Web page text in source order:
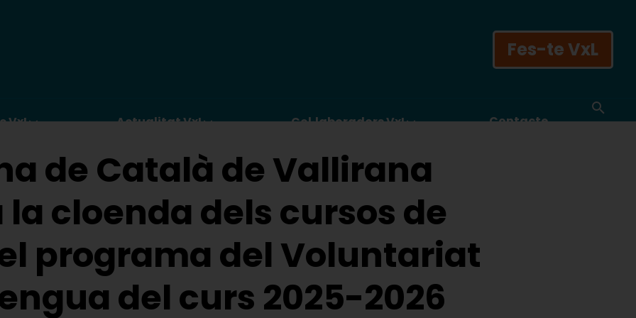
Fes-te VxL
VxL Actualitat VxL Col·laboradors VxL Contacte
de Català de Vallirana
cloenda dels cursos de
programa del Voluntariat
del curs 2025-2026